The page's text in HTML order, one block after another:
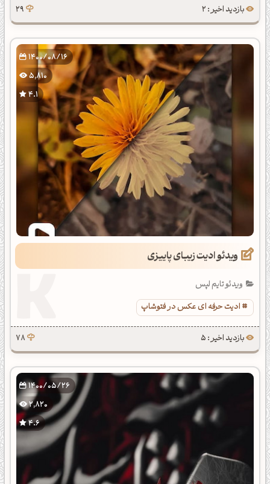
بازدید اخیر : 2 29
1400/08/16
5,810
4.1
ویدئو ادیت زیبای پاییزی
ویدئو تایم لپس
ادیت حرفه ای عکس در فتوشاپ
بازدید اخیر : 5 78
1400/05/26
2,820
4.6